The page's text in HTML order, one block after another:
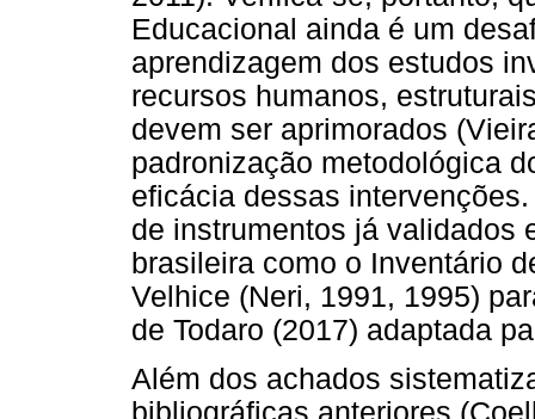
Educacional ainda é um
aprendizagem dos estudos
recursos humanos,
devem ser aprimorados
padronização metodológica
eficácia dessas
de instrumentos já validados
brasileira como o Inventário
Velhice (Neri, 1991, 1995)
de Todaro (2017) adaptada
Além dos achados